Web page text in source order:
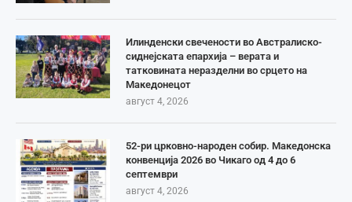
Илинденски свечености во Австралиско-
сиднејската епархија – верата и
татковината неразделни во срцето на
Македонецот
август 4, 2026
52-ри црковно-народен собир. Македонска
конвенција 2026 во Чикаго од 4 до 6
септември
август 4, 2026